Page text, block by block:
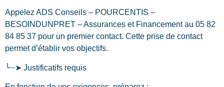
Appelez ADS Conseils – POURCENTIS –
BESOINDUNPRET – Assurances et Financement au 05 82
84 85 37 pour un premier contact. Cette prise de contact
permet d’établir vos objectifs.
╰┈➤ Justificatifs requis